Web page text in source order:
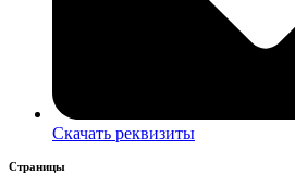
Скачать реквизиты
Страницы